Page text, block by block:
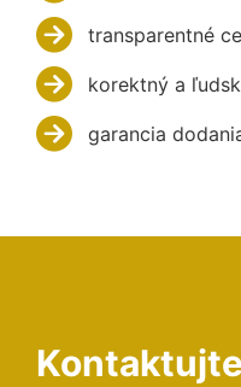
transparentné
korektný a
garancia